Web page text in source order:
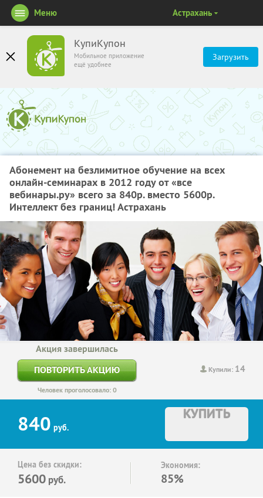
КупиКупон
Мобильное приложение
ещё удобнее
Загрузить
Меню Астрахань
Абонемент на безлимитное обучение на всех
онлайн-семинарах в 2012 году от «все
вебинары.ру» всего за 840р. вместо 5600р.
Интеллект без границ! Астрахань
Купили: 14
Акция завершилась
ПОВТОРИТЬ АКЦИЮ
Человек проголосовало: 0
840 руб.
КУПИТЬ
Цена без скидки:
5600 руб.
Экономия:
85%